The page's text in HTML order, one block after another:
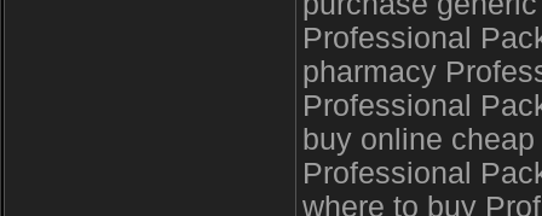
Professional
pharmacy
Professional
buy online
Professional
where to buy